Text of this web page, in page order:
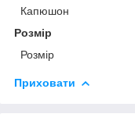
Капюшон
Розмір
Розмір
Приховати